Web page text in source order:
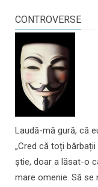
CONTROVERSE
Laudă-mă gură, că
„Cred că toți
știe, doar a lăsat-o
mare omenie. Să se